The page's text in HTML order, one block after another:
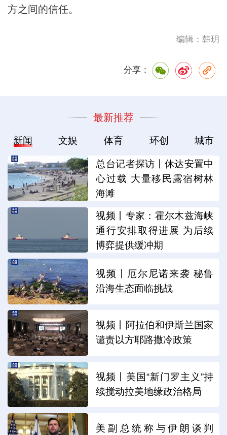
方之间的信任。
编辑：韩玥
分享：
最新推荐
新闻 文娱 体育 环创 城市
总台记者探访丨休达安置中
心过载 大量移民露宿树林
海滩
视频丨专家：霍尔木兹海峡
通行安排取得进展 为后续
博弈提供缓冲期
视频丨厄尔尼诺来袭 秘鲁
沿海生态面临挑战
视频丨阿拉伯和伊斯兰国家
谴责以方耶路撒冷政策
视频丨美国“新门罗主义”持
续搅动拉美地缘政治格局
美副总统称与伊朗谈判